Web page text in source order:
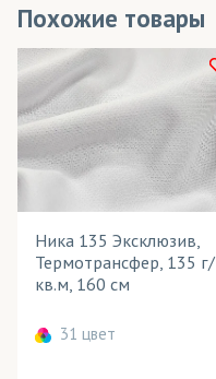
Похожие товары
Ника 135 Эксклюзив,
Термотрансфер, 135 г/
кв.м, 160 см
31 цвет